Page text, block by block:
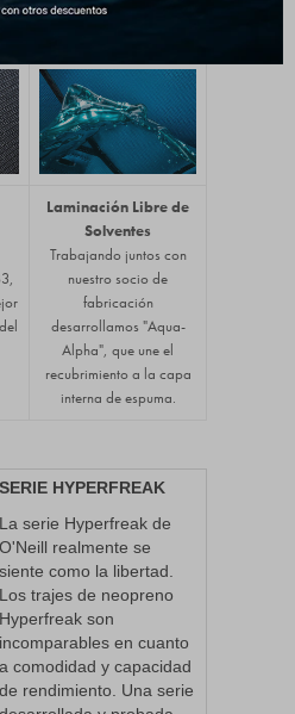
Escondido debajo de la
Laminación Libre de
Solventes
Trabajando juntos con
nuestro socio de
fabricación
desarrollamos "Aqua-
Alpha", que une el
recubrimiento a la capa
interna de espuma.
SERIE HYPERFREAK
La serie Hyperfreak de
O'Neill realmente se
siente como la libertad.
Los trajes de neopreno
Hyperfreak son
incomparables en cuanto
a comodidad y capacidad
de rendimiento. Una serie